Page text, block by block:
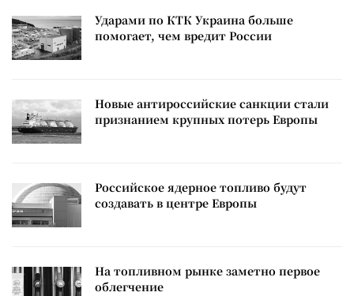
Ударами по КТК Украина больше
помогает, чем вредит России
Новые антироссийские санкции стали
признанием крупных потерь Европы
Российское ядерное топливо будут
создавать в центре Европы
На топливном рынке заметно первое
облегчение